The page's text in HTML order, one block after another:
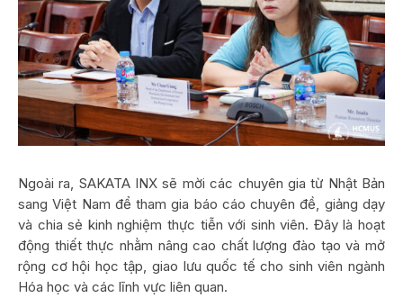
Ngoài ra, SAKATA INX sẽ mời các chuyên gia từ Nhật Bản
sang Việt Nam để tham gia báo cáo chuyên đề, giảng dạy
và chia sẻ kinh nghiệm thực tiễn với sinh viên. Đây là hoạt
động thiết thực nhằm nâng cao chất lượng đào tạo và mở
rộng cơ hội học tập, giao lưu quốc tế cho sinh viên ngành
Hóa học và các lĩnh vực liên quan.